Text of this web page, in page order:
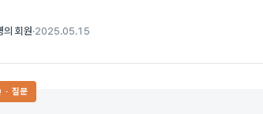
의 회원·2025.05.15
· 질문